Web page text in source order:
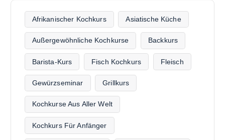
Afrikanischer Kochkurs Asiatische Küche
Außergewöhnliche Kochkurse Backkurs
Barista-Kurs Fisch Kochkurs Fleisch
Gewürzseminar Grillkurs
Kochkurse Aus Aller Welt
Kochkurs Für Anfänger